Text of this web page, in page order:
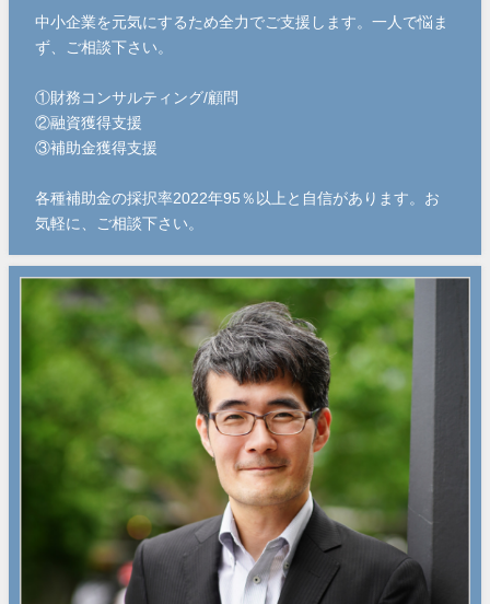
中小企業を元気にするため全力でご支援します。一人で悩ま
ず、ご相談下さい。
①財務コンサルティング/顧問
②融資獲得支援
③補助金獲得支援
各種補助金の採択率2022年95％以上と自信があります。お
気軽に、ご相談下さい。